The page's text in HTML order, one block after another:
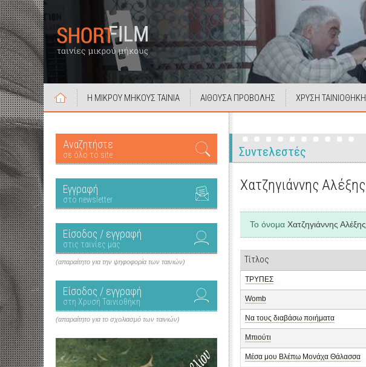
Η ΜΙΚΡΟΥ ΜΗΚΟΥΣ ΤΑΙΝΙΑ ΑΙΘΟΥΣΑ ΠΡΟΒΟΛΗΣ ΧΡΥΣΗ ΤΑΙΝΙΟΘΗΚΗ
Αναζητήστε
σε όλο το site
Εγγραφή
στο newsletter
Είσοδος / εγγραφή
στις ταινίες μας
(απαραίτητο για την ψηφοφορία των ταινιών)
Είσοδος / εγγραφή
στη Χρυσή Ταινιοθήκη
(απαραίτητο για το σχολιασμό των ταινιών)
Συντελεστές
Χατζηγιάννης Αλέξης
Το όνομα Χατζηγιάννης Αλέξης
Τίτλος
ΤΡΥΠΕΣ
Womb
Να τους διαβάσω ποιήματα
Μπιούτι
Μέσα μου Βλέπω Μονάχα Θάλασσα